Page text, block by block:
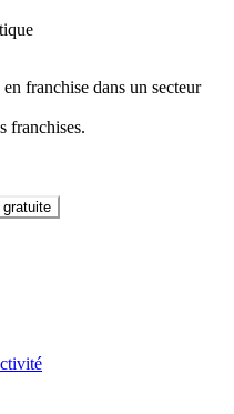
franchise dans un secteur
franchises.
gratuite